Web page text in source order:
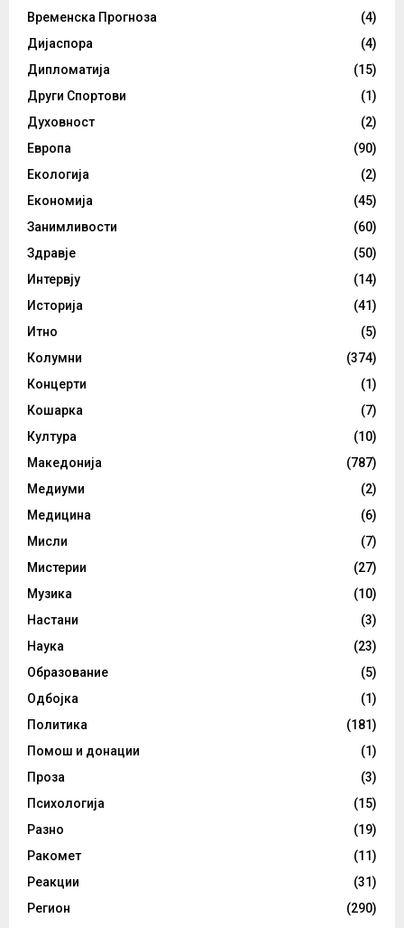
Временска Прогноза
(4)
Дијаспора
(4)
Дипломатија
(15)
Други Спортови
(1)
Духовност
(2)
Европа
(90)
Екологија
(2)
Економија
(45)
Занимливости
(60)
Здравје
(50)
Интервју
(14)
Историја
(41)
Итно
(5)
Колумни
(374)
Концерти
(1)
Кошарка
(7)
Култура
(10)
Македонија
(787)
Медиуми
(2)
Медицина
(6)
Мисли
(7)
Мистерии
(27)
Музика
(10)
Настани
(3)
Наука
(23)
Образование
(5)
Одбојка
(1)
Политика
(181)
Помош и донации
(1)
Проза
(3)
Психологија
(15)
Разно
(19)
Ракомет
(11)
Реакции
(31)
Регион
(290)